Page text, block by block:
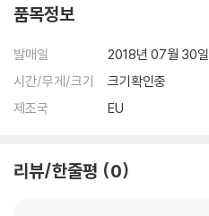
품목정보
발매일
2018년 07월 30일
시간/무게/크기
크기확인중
제조국
EU
리뷰/한줄평 0